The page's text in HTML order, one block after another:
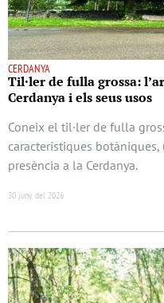
CERDANYA
Til·ler de fulla grossa:
Cerdanya i els seus usos
Coneix el til·ler de fulla
característiques
presència a la Cerdanya.
30 juny del 2026